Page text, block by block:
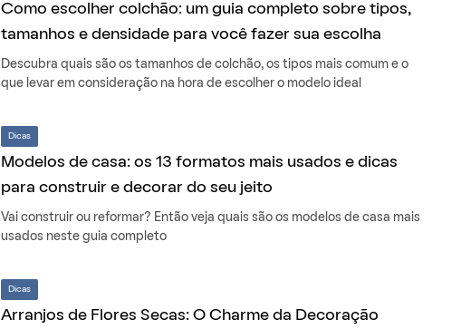
Como escolher colchão: um guia completo sobre tipos,
tamanhos e densidade para você fazer sua escolha
Descubra quais são os tamanhos de colchão, os tipos mais comum e o
que levar em consideração na hora de escolher o modelo ideal
Dicas
Modelos de casa: os 13 formatos mais usados e dicas
para construir e decorar do seu jeito
Vai construir ou reformar? Então veja quais são os modelos de casa mais
usados neste guia completo
Dicas
Arranjos de Flores Secas: O Charme da Decoração